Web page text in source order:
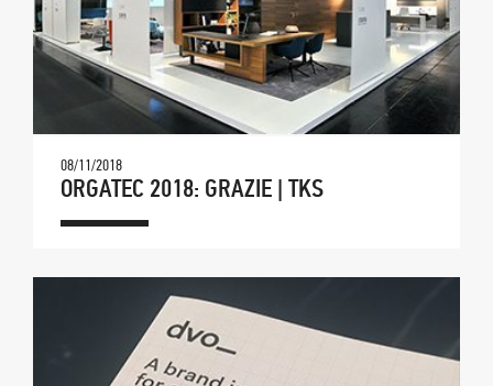
08/11/2018
ORGATEC 2018: GRAZIE | TKS